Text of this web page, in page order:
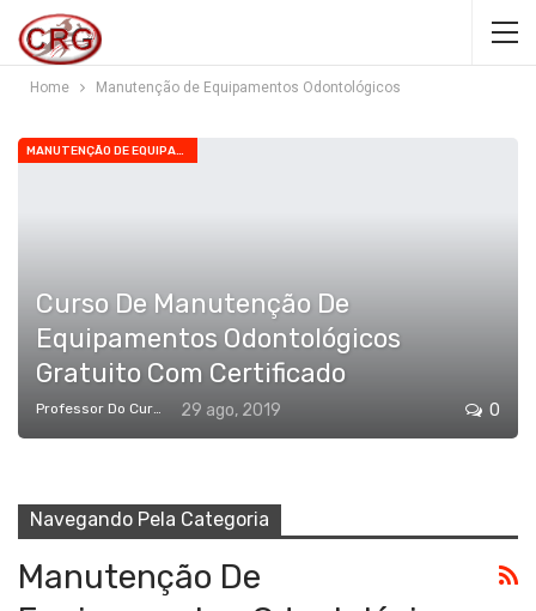
Home Manutenção de Equipamentos Odontológicos
MANUTENÇÃO DE EQUIPAMENTOS ODONTOLÓGICOS
Curso De Manutenção De
Equipamentos Odontológicos
Gratuito Com Certificado
29 ago, 2019 0
Navegando Pela Categoria
Manutenção De